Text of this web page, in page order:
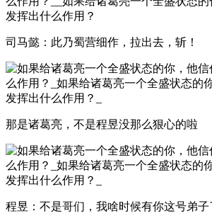
司马懿：此乃蜀营细作，拉出去，斩！
那是诸葛亮，不是程昱没那么狠心的啦
程昱：不是哥们，我啥时候有你这号弟